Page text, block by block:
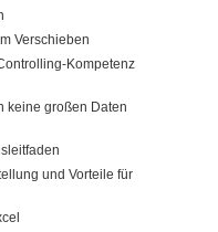
Verschieben
Kompetenz
keine großen Daten
und Vorteile für